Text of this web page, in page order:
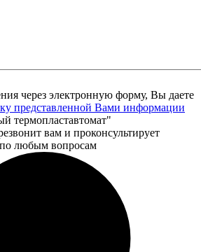
через электронную форму, Вы даете
представленной Вами информации
термопластавтомат"
вам и проконсультирует
любым вопросам